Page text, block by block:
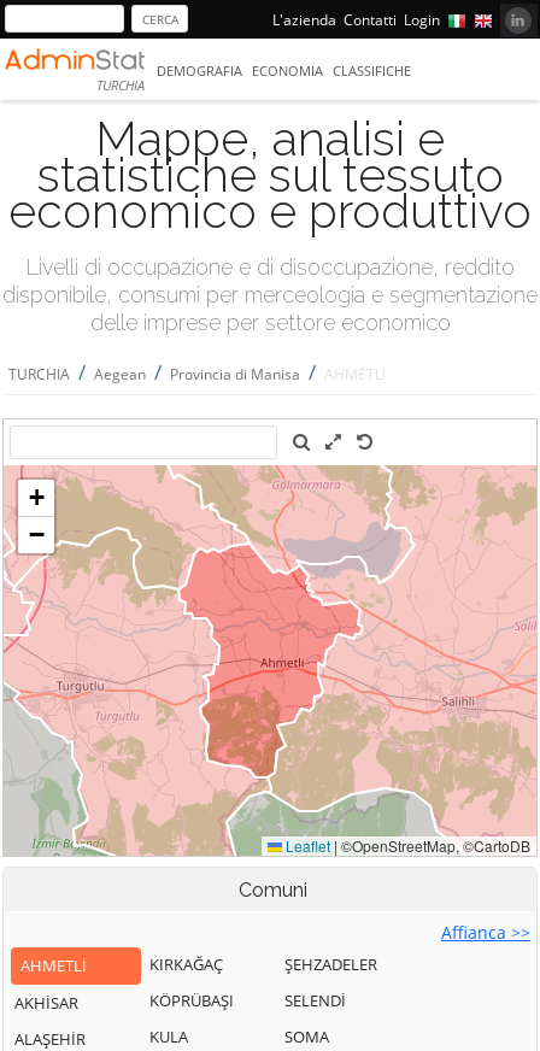
L'azienda Contatti Login
TURCHIA
DEMOGRAFIA ECONOMIA CLASSIFICHE
Mappe, analisi e
statistiche sul tessuto
economico e produttivo
Livelli di occupazione e di disoccupazione, reddito
disponibile, consumi per merceologia e segmentazione
delle imprese per settore economico
TURCHIA / Aegean / Provincia di Manisa / AHMETLİ
Comuni
Affianca >>
AHMETLİ
AKHİSAR
ALAŞEHİR
KIRKAĞAÇ
KÖPRÜBAŞI
KULA
ŞEHZADELER
SELENDİ
SOMA